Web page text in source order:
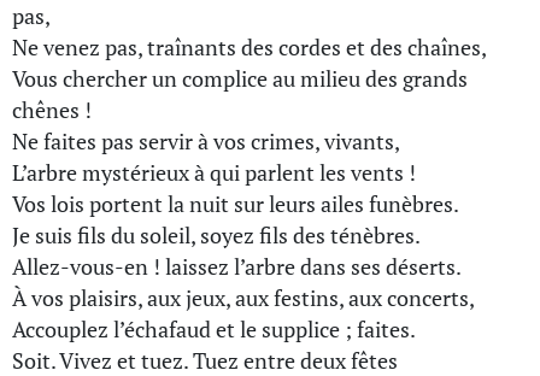
pas,
Ne venez pas, traînants des cordes et des chaînes,
Vous chercher un complice au milieu des grands
chênes !
Ne faites pas servir à vos crimes, vivants,
L’arbre mystérieux à qui parlent les vents !
Vos lois portent la nuit sur leurs ailes funèbres.
Je suis fils du soleil, soyez fils des ténèbres.
Allez-vous-en ! laissez l’arbre dans ses déserts.
À vos plaisirs, aux jeux, aux festins, aux concerts,
Accouplez l’échafaud et le supplice ; faites.
Soit. Vivez et tuez. Tuez entre deux fêtes